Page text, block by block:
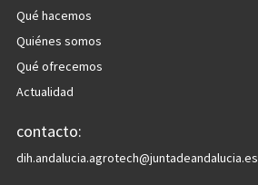
Qué hacemos
Quiénes somos
Qué ofrecemos
Actualidad
contacto:
dih.andalucia.agrotech@juntadeandalucia.es